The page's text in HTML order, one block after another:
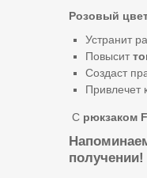
Розовый
Устранит
Повысит
Создаст
Привлечет
С рюкзаком
получении!